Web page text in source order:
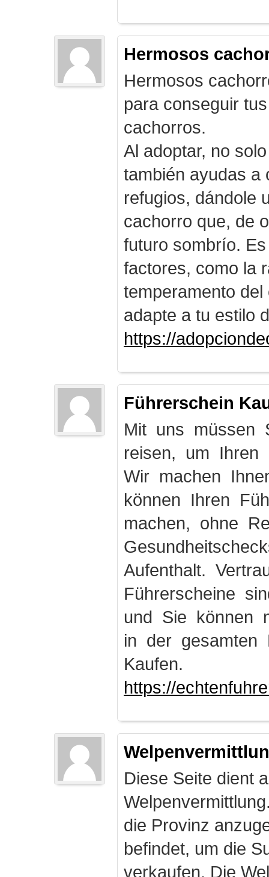
Hermosos
Hermosos
para conseguir
cachorros.
Al adoptar, no
también ayudas a
refugios, dándole
cachorro que, de
futuro sombrío.
factores, como la
temperamento
adapte a tu estilo
https://
Führerschein
Mit uns müssen
reisen, um Ihren
Wir machen
können Ihren
machen, ohne
Aufenthalt.
Führerscheine
und Sie können
in der gesamten
Kaufen.
https://
Diese Seite dient
die Provinz
befindet, um die
verkaufen. Die